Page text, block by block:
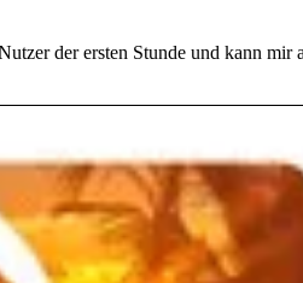
der ersten Stunde und kann